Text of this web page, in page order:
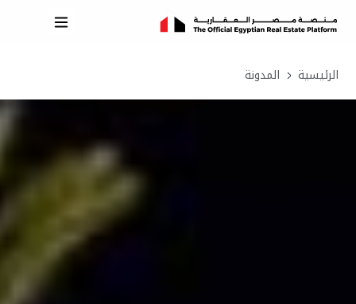
الرئيسية المدونة